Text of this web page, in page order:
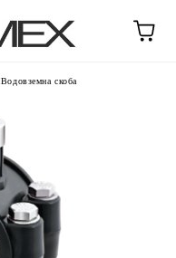
Водовземна скоба